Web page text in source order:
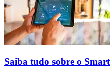
Saiba tudo sobre o